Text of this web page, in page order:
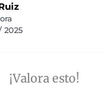
2025
¡Valora esto!